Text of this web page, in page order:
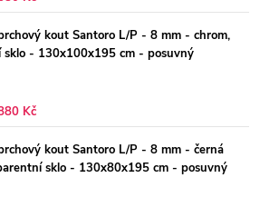
kout Santoro L/P - 8 mm - chrom,
sklo - 130x100x195 cm - posuvný
Kč
kout Santoro L/P - 8 mm - černá
sklo - 130x80x195 cm - posuvný